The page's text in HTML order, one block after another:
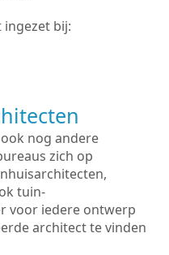
bij:
nog andere
zich op
tuin-
voor iedere ontwerp
architect te vinden